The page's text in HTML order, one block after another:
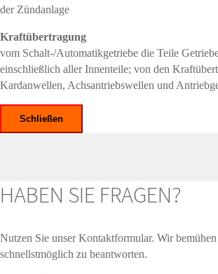
der Zündanlage
Kraftübertragung
vom Schalt-/Automatikgetriebe die Teile
einschließlich aller Innenteile; von den
Kardanwellen, Achsantriebswellen und
Schließen
HABEN SIE FRAGEN?
Nutzen Sie unser Kontaktformular. Wir
schnellstmöglich zu beantworten.